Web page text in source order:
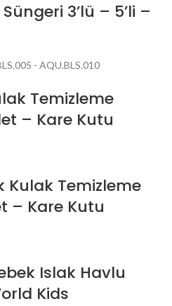
3’lü – 5’li –
- AQU.BLS.010
Temizleme
– Kare Kutu
Kulak Temizleme
– Kare Kutu
Islak Havlu
Kids